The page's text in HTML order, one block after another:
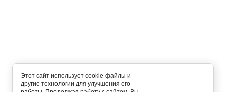
Этот сайт использует cookie-файлы и
другие технологии для улучшения его